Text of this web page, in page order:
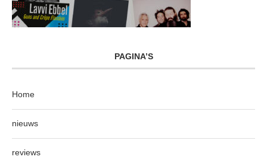
PAGINA’S
Home
nieuws
reviews